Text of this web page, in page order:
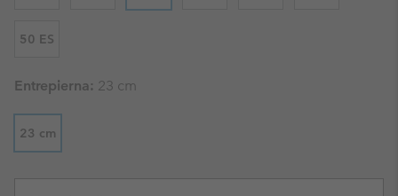
50 ES
Entrepierna: 23 cm
23 cm